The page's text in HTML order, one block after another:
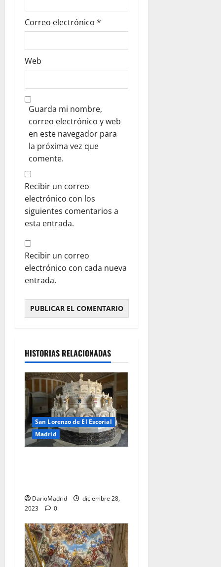
s
Correo electrónico *
Web
Guarda mi nombre,
correo electrónico y web
en este navegador para
la próxima vez que
comente.
Recibir un correo
electrónico con los
siguientes comentarios a
esta entrada.
Recibir un correo
electrónico con cada nueva
entrada.
HISTORIAS RELACIONADAS
San Lorenzo de El Escorial
Madrid
DarioMadrid
diciembre 28,
2023
0